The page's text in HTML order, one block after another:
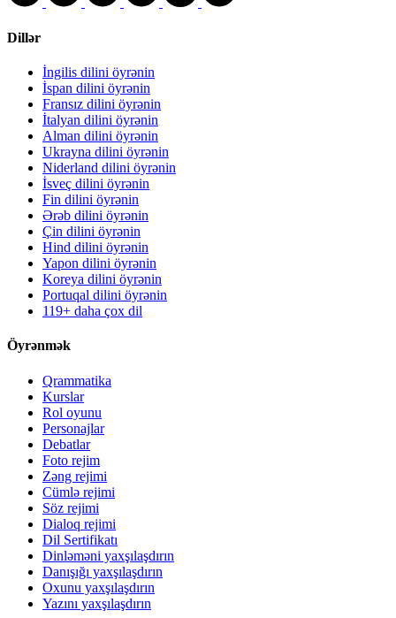
Dillər
İngilis dilini öyrənin
İspan dilini öyrənin
Fransız dilini öyrənin
İtalyan dilini öyrənin
Alman dilini öyrənin
Ukrayna dilini öyrənin
Niderland dilini öyrənin
İsveç dilini öyrənin
Fin dilini öyrənin
Ərəb dilini öyrənin
Çin dilini öyrənin
Hind dilini öyrənin
Yapon dilini öyrənin
Koreya dilini öyrənin
Portuqal dilini öyrənin
119+ daha çox dil
Öyrənmək
Qrammatika
Kurslar
Rol oyunu
Personajlar
Debatlar
Foto rejim
Zəng rejimi
Cümlə rejimi
Söz rejimi
Dialoq rejimi
Dil Sertifikatı
Dinləməni yaxşılaşdırın
Danışığı yaxşılaşdırın
Oxunu yaxşılaşdırın
Yazını yaxşılaşdırın